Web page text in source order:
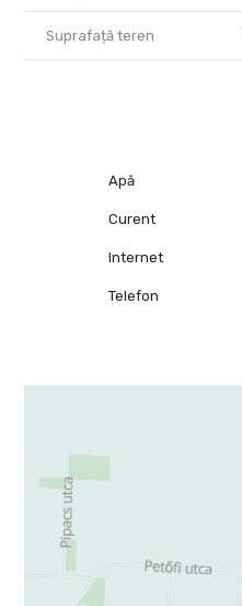
Suprafață teren
Apă
Curent
Internet
Telefon